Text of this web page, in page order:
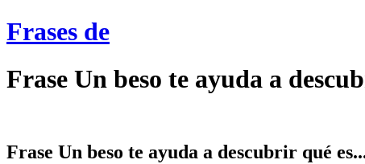
Frases de
Frase Un beso te ayuda a
Frase Un beso te ayuda a descubrir qué